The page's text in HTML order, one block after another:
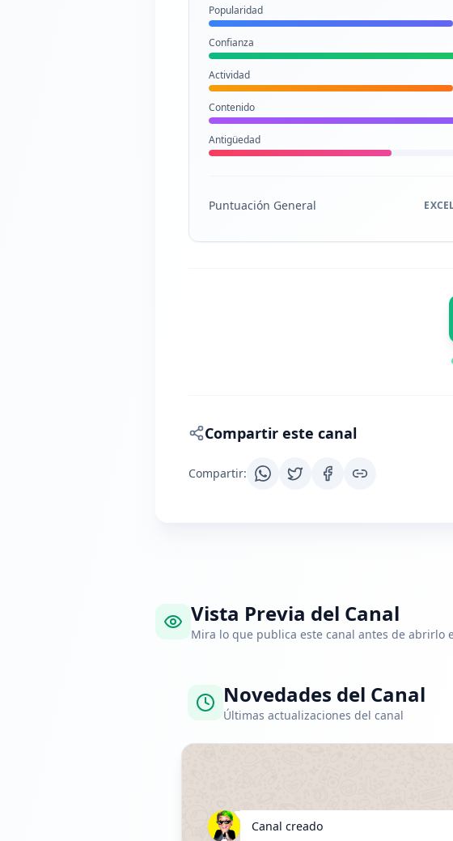
Popularidad
Confianza
Actividad
Contenido
Antigüedad
Puntuación General
Compartir este canal
Compartir:
Vista Previa del Canal
Mira lo que publica este canal antes de abrirlo
Novedades del Canal
Últimas actualizaciones del canal
Canal creado